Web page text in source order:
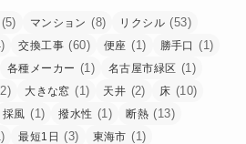
(5) マンション (8) リクシル (53)
交換工事 (60) 便座 (1) 勝手口 (1)
各種メーカー (1) 名古屋市緑区 (1)
大きな窓 (1) 天井 (2) 床 (10)
採風 (1) 撥水性 (1) 断熱 (13)
最短1日 (3) 東海市 (1)